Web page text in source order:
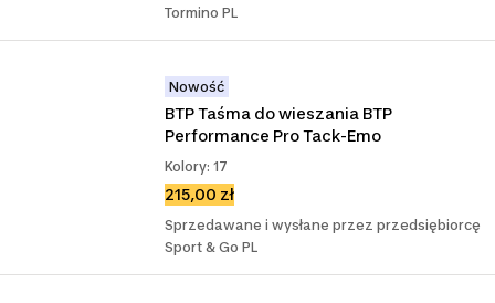
Tormino PL
Nowość
BTP Taśma do wieszania BTP
Performance Pro Tack-Emo
Kolory: 17
215,00 zł
Sprzedawane i wysłane przez przedsiębiorcę
Sport & Go PL